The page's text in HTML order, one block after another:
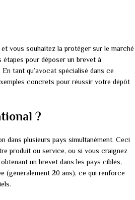
vous souhaitez la protéger sur le marché
pour déposer un brevet à
tant qu’avocat spécialisé dans ce
concrets pour réussir votre dépôt
?
dans plusieurs pays simultanément. Ceci
produit ou service, ou si vous craignez
un brevet dans les pays ciblés,
(généralement 20 ans), ce qui renforce